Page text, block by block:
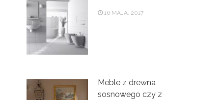
16 MAJA, 2017
Meble z drewna
sosnowego czy z